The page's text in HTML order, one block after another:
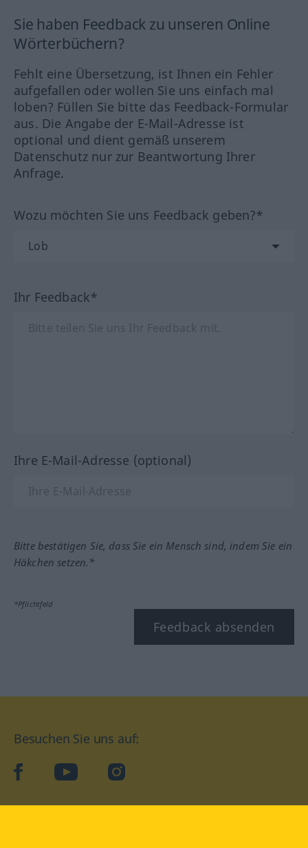
Sie haben Feedback zu unseren Online
Wörterbüchern?
Fehlt eine Übersetzung, ist Ihnen ein Fehler
aufgefallen oder wollen Sie uns einfach mal
loben? Füllen Sie bitte das Feedback-Formular
aus. Die Angabe der E-Mail-Adresse ist
optional und dient gemäß unserem
Datenschutz nur zur Beantwortung Ihrer
Anfrage.
Wozu möchten Sie uns Feedback geben?*
Ihr Feedback*
Ihre E-Mail-Adresse (optional)
Bitte bestätigen Sie, dass Sie ein Mensch sind, indem Sie ein
Häkchen setzen.*
*Pflichtfeld
Feedback absenden
Besuchen Sie uns auf:
facebookYouTube Instagram